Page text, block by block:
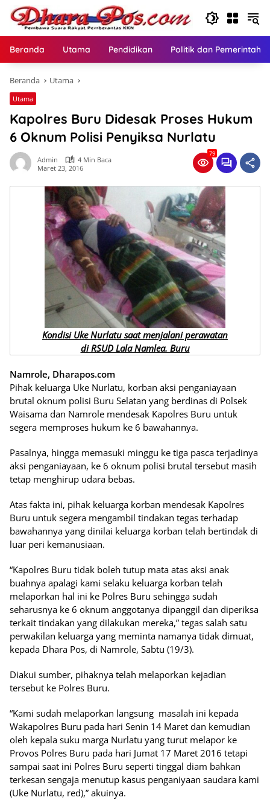
Langsung
konten
Beranda Utama Pendidikan Politik dan
Beranda Utama
Utama
Kapolres Buru Didesak Proses Hukum
6 Oknum Polisi Penyiksa Nurlatu
Admin
4 Min Baca
Maret 23, 2016
79
Kondisi Uke Nurlatu saat menjalani perawatan
di RSUD Lala Namlea. Buru
Namrole, Dharapos.com
Pihak keluarga Uke Nurlatu, korban aksi penganiayaan
brutal oknum polisi Buru Selatan yang berdinas di Polsek
Waisama dan Namrole mendesak Kapolres Buru untuk
segera memproses hukum ke 6 bawahannya.
Pasalnya, hingga memasuki minggu ke tiga pasca terjadinya
aksi penganiayaan, ke 6 oknum polisi brutal tersebut masih
tetap menghirup udara bebas.
Atas fakta ini, pihak keluarga korban mendesak Kapolres
Buru untuk segera mengambil tindakan tegas terhadap
bawahannya yang dinilai keluarga korban telah bertindak di
luar peri kemanusiaan.
“Kapolres Buru tidak boleh tutup mata atas aksi anak
buahnya apalagi kami selaku keluarga korban telah
melaporkan hal ini ke Polres Buru sehingga sudah
seharusnya ke 6 oknum anggotanya dipanggil dan diperiksa
terkait tindakan yang dilakukan mereka,” tegas salah satu
perwakilan keluarga yang meminta namanya tidak dimuat,
kepada Dhara Pos, di Namrole, Sabtu (19/3).
Diakui sumber, pihaknya telah melaporkan kejadian
tersebut ke Polres Buru.
“Kami sudah melaporkan langsung masalah ini kepada
Wakapolres Buru pada hari Senin 14 Maret dan kemudian
oleh kepala suku marga Nurlatu yang turut melapor ke
Provos Polres Buru pada hari Jumat 17 Maret 2016 tetapi
sampai saat ini Polres Buru seperti tinggal diam bahkan
terkesan sengaja menutup kasus penganiyaan saudara kami
(Uke Nurlatu, red),” akuinya.